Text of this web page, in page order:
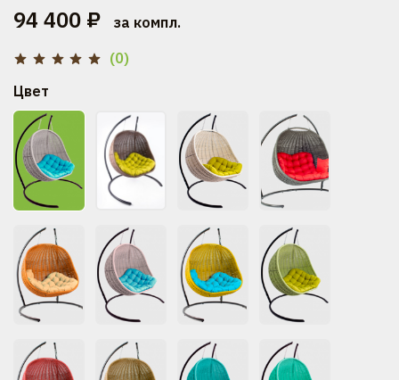
(0)
94 400 ₽ за компл.
Цвет